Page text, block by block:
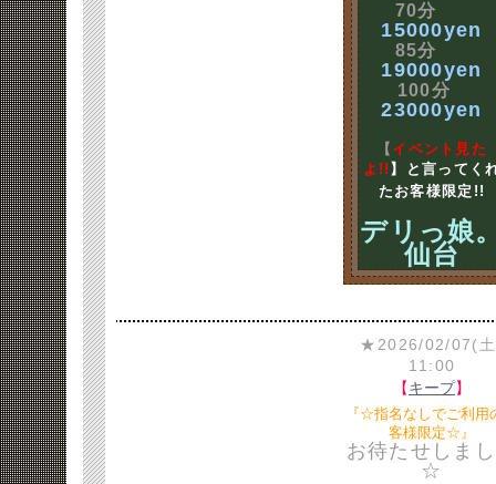
70分
15000yen
85分
19000yen
100分
23000yen
【 イベント見た
よ!! 】と言ってく
たお客様限定!!
デリっ娘
仙台
★2026/02/07(
11:00
【キープ】
『☆指名なしでご利用
客様限定☆』
お待たせしま
☆